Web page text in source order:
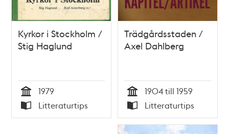
Kyrkor i Stockholm /
Stig Haglund
Tid
1979
Typ
Litteraturtips
Trädgårdsstaden /
Axel Dahlberg
Tid
1904 till 1959
Typ
Litteraturtips